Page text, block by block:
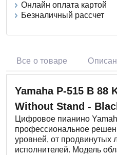
Онлайн оплата картой
Безналичный рассчет
Все о товаре
Yamaha P-515 B 88
Without Stand -
Цифровое пианино
профессиональное
уровней, от продвинутых
исполнителей. Модель